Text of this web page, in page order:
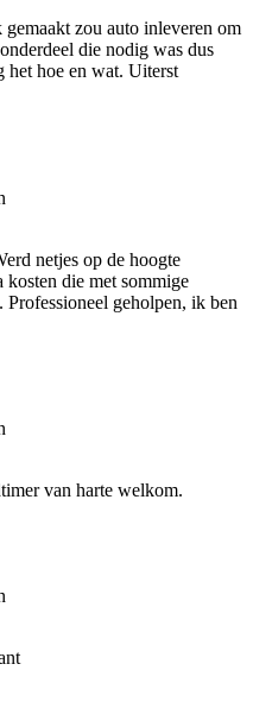
zou auto inleveren om
die nodig was dus
hoe en wat. Uiterst
netjes op de hoogte
kosten die met sommige
Professioneel geholpen, ik ben
van harte welkom.